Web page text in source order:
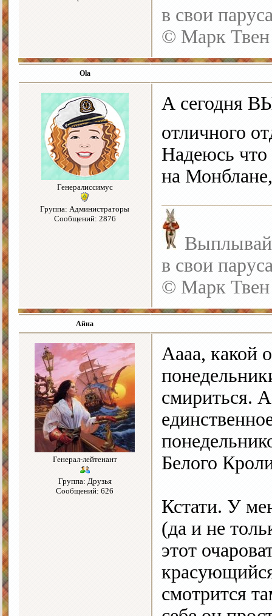
в свои
© Марк Твен
Ola
Генералиссимус
Группа: Администраторы
Сообщений: 2876
А сегодня
отличного
Надеюсь что
на
в свои
© Марк Твен
Айна
Генерал-лейтенант
Группа: Друзья
Сообщений: 626
Аааа, какой
смириться.
Белого
Кстати. У
(да и не
этот
смотрится